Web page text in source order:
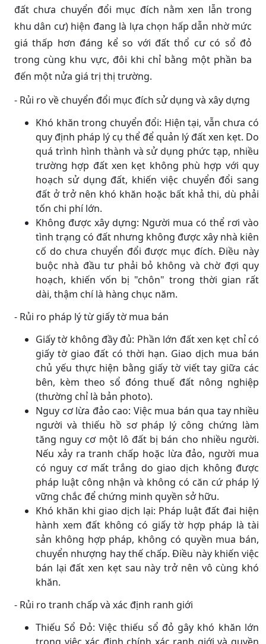
đất chưa chuyển đổi mục đích nằm xen lẫn trong
khu dân cư) hiện đang là lựa chọn hấp dẫn nhờ mức
giá thấp hơn đáng kể so với đất thổ cư có sổ đỏ
trong cùng khu vực, đôi khi chỉ bằng một phần ba
đến một nửa giá trị thị trường.
- Rủi ro về chuyển đổi mục đích sử dụng và xây dựng
Khó khăn trong chuyển đổi: Hiện tại, vẫn chưa có
quy định pháp lý cụ thể để quản lý đất xen kẹt. Do
quá trình hình thành và sử dụng phức tạp, nhiều
trường hợp đất xen kẹt không phù hợp với quy
hoạch sử dụng đất, khiến việc chuyển đổi sang
đất ở trở nên khó khăn hoặc bất khả thi, dù phải
tốn chi phí lớn.
Không được xây dựng: Người mua có thể rơi vào
tình trạng có đất nhưng không được xây nhà kiên
cố do chưa chuyển đổi được mục đích. Điều này
buộc nhà đầu tư phải bỏ không và chờ đợi quy
hoạch, khiến vốn bị "chôn" trong thời gian rất
dài, thậm chí là hàng chục năm.
- Rủi ro pháp lý từ giấy tờ mua bán
Giấy tờ không đầy đủ: Phần lớn đất xen kẹt chỉ có
giấy tờ giao đất có thời hạn. Giao dịch mua bán
chủ yếu thực hiện bằng giấy tờ viết tay giữa các
bên, kèm theo sổ đóng thuế đất nông nghiệp
(thường chỉ là bản photo).
Nguy cơ lừa đảo cao: Việc mua bán qua tay nhiều
người và thiếu hồ sơ pháp lý công chứng làm
tăng nguy cơ một lô đất bị bán cho nhiều người.
Nếu xảy ra tranh chấp hoặc lừa đảo, người mua
có nguy cơ mất trắng do giao dịch không được
pháp luật công nhận và không có căn cứ pháp lý
vững chắc để chứng minh quyền sở hữu.
Khó khăn khi giao dịch lại: Pháp luật đất đai hiện
hành xem đất không có giấy tờ hợp pháp là tài
sản không hợp pháp, không có quyền mua bán,
chuyển nhượng hay thế chấp. Điều này khiến việc
bán lại đất xen kẹt sau này trở nên vô cùng khó
khăn.
- Rủi ro tranh chấp và xác định ranh giới
Thiếu Sổ Đỏ: Việc thiếu sổ đỏ gây khó khăn lớn